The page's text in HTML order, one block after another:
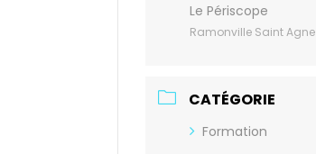
Le Périscope
Ramonville Saint Agne
CATÉGORIE
Formation